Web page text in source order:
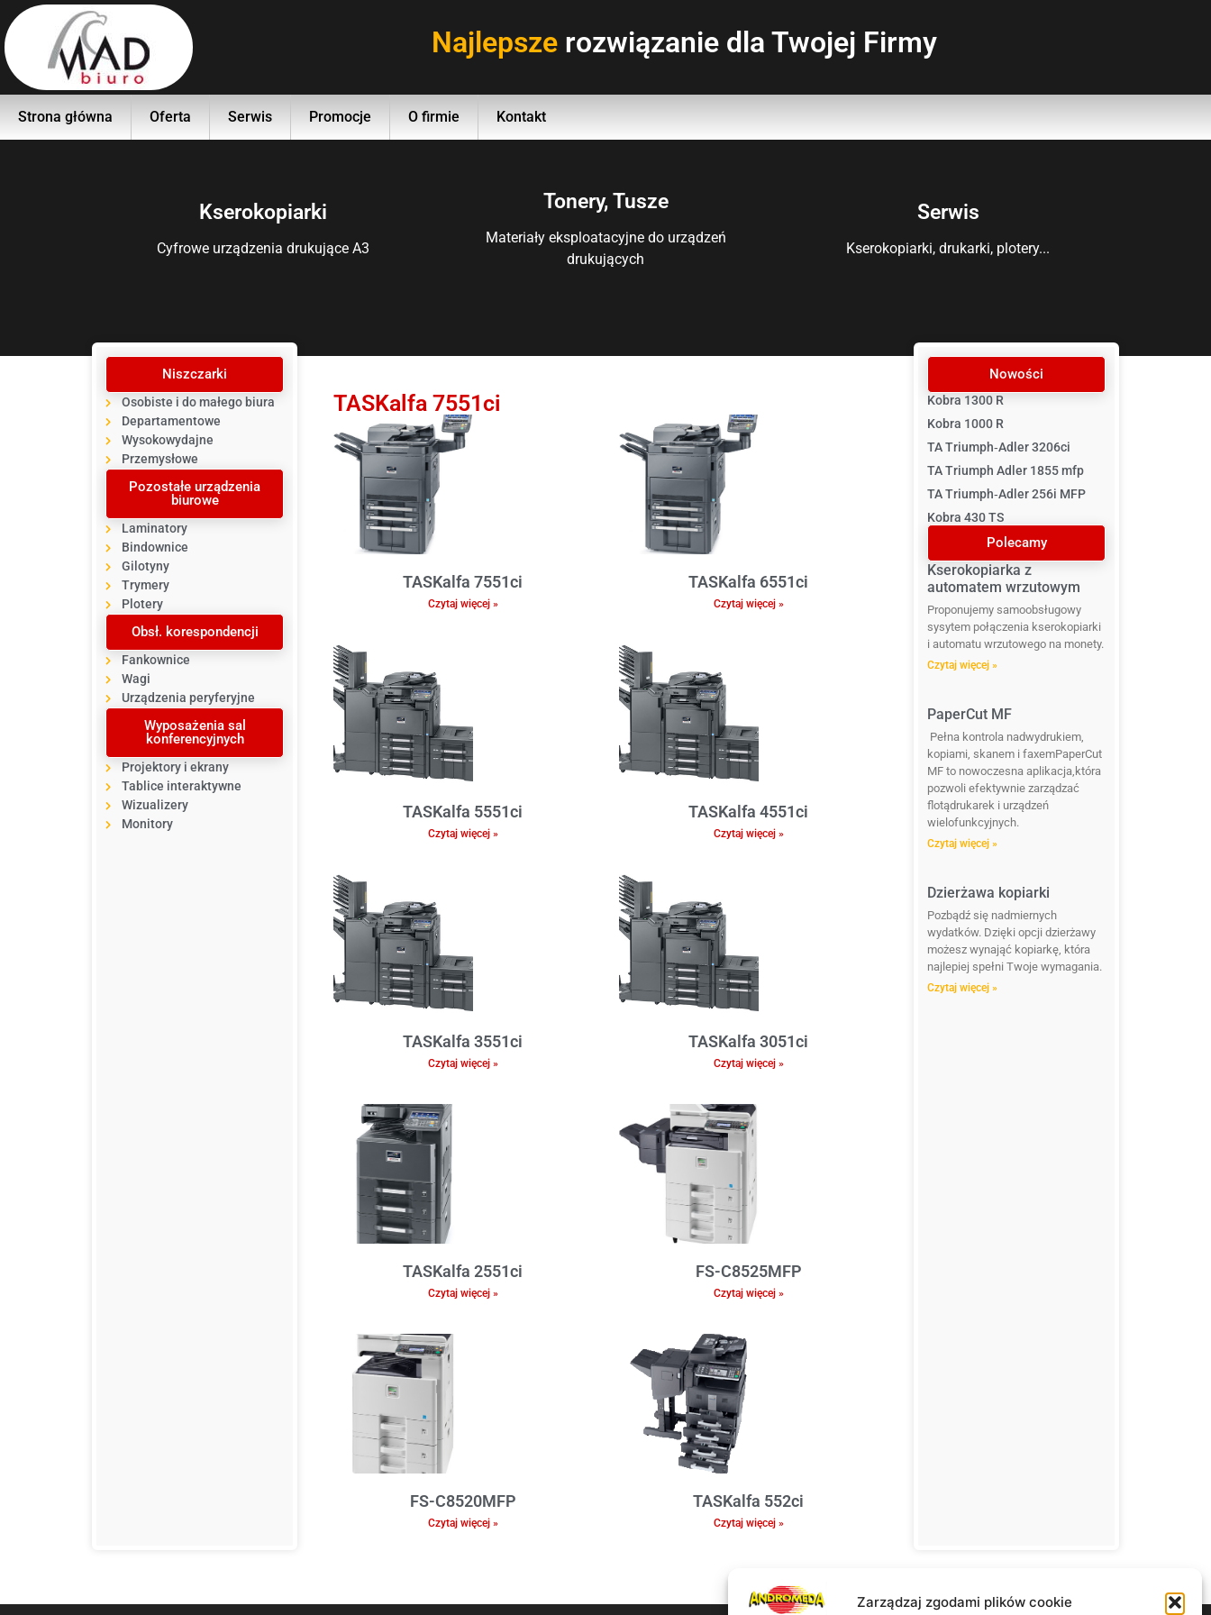
Zarządzaj zgodami plików cookie
Najlepsze rozwiązanie dla Twojej Firmy
Strona główna Oferta Serwis Promocje O firmie Kontakt
Kserokopiarki
Cyfrowe urządzenia drukujące A3
Tonery, Tusze
Materiały eksploatacyjne do urządzeń
drukujących
Serwis
Kserokopiarki, drukarki, plotery...
Niszczarki
Osobiste i do małego biura
Departamentowe
Wysokowydajne
Przemysłowe
Pozostałe urządzenia
biurowe
Laminatory
Bindownice
Gilotyny
Trymery
Plotery
Obsł. korespondencji
Fankownice
Wagi
Urządzenia peryferyjne
Wyposażenia sal
konferencyjnych
Projektory i ekrany
Tablice interaktywne
Wizualizery
Monitory
TASKalfa 7551ci
TASKalfa 7551ci
Czytaj więcej »
TASKalfa 6551ci
Czytaj więcej »
TASKalfa 5551ci
Czytaj więcej »
TASKalfa 4551ci
Czytaj więcej »
TASKalfa 3551ci
Czytaj więcej »
TASKalfa 3051ci
Czytaj więcej »
TASKalfa 2551ci
Czytaj więcej »
FS-C8525MFP
Czytaj więcej »
FS-C8520MFP
Czytaj więcej »
TASKalfa 552ci
Czytaj więcej »
Nowości
Kobra 1300 R
Kobra 1000 R
TA Triumph‐Adler 3206ci
TA Triumph Adler 1855 mfp
TA Triumph‐Adler 256i MFP
Kobra 430 TS
Polecamy
Kserokopiarka z
automatem wrzutowym
Proponujemy samoobsługowy
sysytem połączenia kserokopiarki
i automatu wrzutowego na monety.
Czytaj więcej »
PaperCut MF
Pełna kontrola nadwydrukiem,
kopiami, skanem i faxemPaperCut
MF to nowoczesna aplikacja,która
pozwoli efektywnie zarządzać
flotądrukarek i urządzeń
wielofunkcyjnych.
Czytaj więcej »
Dzierżawa kopiarki
Pozbądź się nadmiernych
wydatków. Dzięki opcji dzierżawy
możesz wynająć kopiarkę, która
najlepiej spełni Twoje wymagania.
Czytaj więcej »